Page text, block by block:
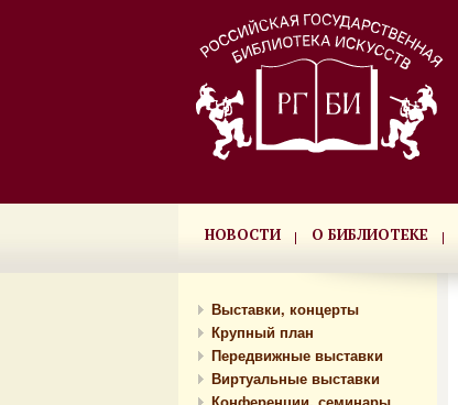
НОВОСТИ О БИБЛИОТЕКЕ
Выставки, концерты
Крупный план
Передвижные выставки
Виртуальные выставки